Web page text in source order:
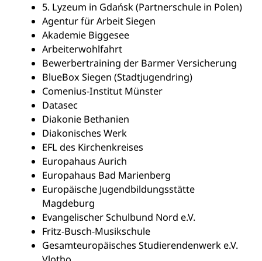
5. Lyzeum in Gdańsk (Partnerschule in Polen)
Agentur für Arbeit Siegen
Akademie Biggesee
Arbeiterwohlfahrt
Bewerbertraining der Barmer Versicherung
BlueBox Siegen (Stadtjugendring)
Comenius-Institut Münster
Datasec
Diakonie Bethanien
Diakonisches Werk
EFL des Kirchenkreises
Europahaus Aurich
Europahaus Bad Marienberg
Europäische Jugendbildungsstätte
Magdeburg
Evangelischer Schulbund Nord e.V.
Fritz-Busch-Musikschule
Gesamteuropäisches Studierendenwerk e.V.